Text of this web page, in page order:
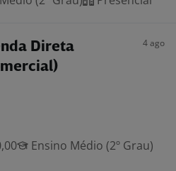
Direta
4 ago
Ensino Médio (2º Grau)